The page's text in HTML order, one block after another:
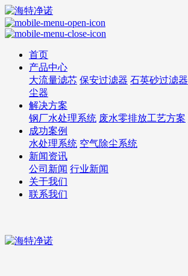
首页
产品中心
大流量滤芯 保安过滤器 石英砂过滤器
尘器
解决方案
钢厂水处理系统 废水零排放工艺方案
成功案例
水处理系统 空气除尘系统
新闻资讯
公司新闻 行业新闻
关于我们
联系我们